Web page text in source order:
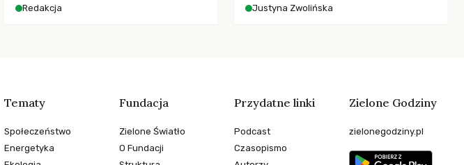
Redakcja
społeczne?
Justyna Zwolińska
Tematy
Społeczeństwo
Energetyka
Fundacja
Zielone Światło
O Fundacji
Przydatne linki
Podcast
Czasopismo
Zielone Godziny
zielonegodziny.pl